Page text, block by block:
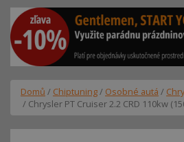
Domů / Chiptuning/ Osobné autá /
/ Chrysler PT Cruiser 2.2 CRD 110kw